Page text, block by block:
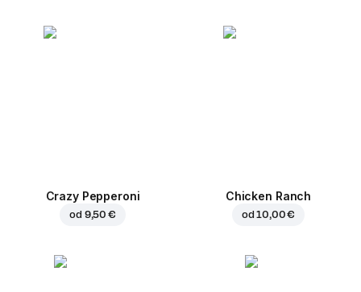
Crazy Pepperoni
od 9,50 €
Chicken Ranch
od10,00 €